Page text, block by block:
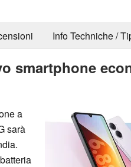
Info Techniche /
smartphone
a
sarà